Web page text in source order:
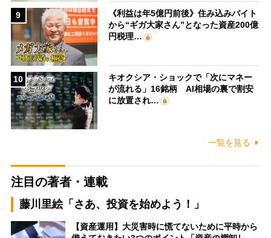
9
《利益は年5億円前後》住み込みバイト
から“ギガ大家さん”となった資産200億
円税理…
10
キオクシア・ショックで「次にマネー
が流れる」16銘柄 AI相場の裏で割安
に放置され…
一覧を見る
注目の著者・連載
藤川里絵「さあ、投資を始めよう！」
【資産運用】大災害時に慌てないために平時から